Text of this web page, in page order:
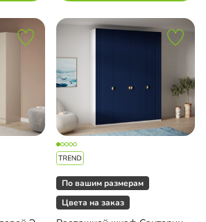
По вашим размерам
Цвета на заказ